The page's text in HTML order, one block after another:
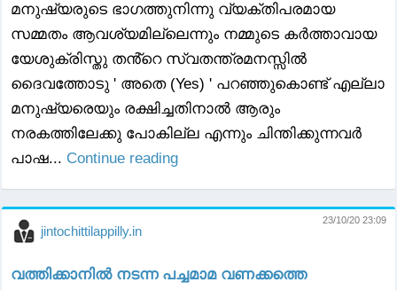
മനുഷ്യരുടെ ഭാഗത്തുനിന്നു വ്യക്തിപരമായ
സമ്മതം ആവശ്യമില്ലെന്നും നമ്മുടെ കർത്താവായ
യേശുക്രിസ്തു തൻ്റെ സ്വതന്ത്രമനസ്സിൽ
ദൈവത്തോടു ' അതെ (Yes) ' പറഞ്ഞുകൊണ്ട് എല്ലാ
മനുഷ്യരെയും രക്ഷിച്ചതിനാൽ ആരും
നരകത്തിലേക്കു പോകില്ല എന്നും ചിന്തിക്കുന്നവർ
പാഷ... Continue reading
jintochittilappilly.in
23/10/20 23:09
വത്തിക്കാനിൽ നടന്ന പച്ചമാമ വണക്കത്തെ